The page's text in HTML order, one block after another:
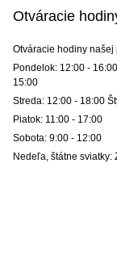
Otváracie
Otváracie hodiny našej
Pondelok: 12:00 -
15:00
Streda: 12:00 - 18:00
Piatok: 11:00 - 17:00
Sobota: 9:00 - 12:00
Nedeľa, štátne sviatky: